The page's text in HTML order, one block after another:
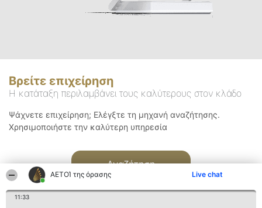
ΑΕΤΟΊ της όρασης Live chat
11:33
Βρείτε επιχείρηση
Η κατάταξη περιλαμβάνει τους καλύτερους στον κλάδο
Ψάχνετε επιχείρηση; Ελέγξτε τη μηχανή αναζήτησης.
Χρησιμοποιήστε την καλύτερη υπηρεσία
Αναζήτηση